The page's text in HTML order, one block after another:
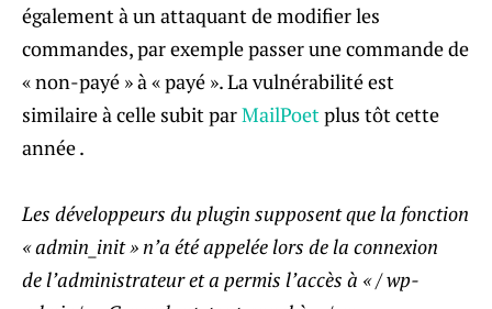
également à un attaquant de modifier les
commandes, par exemple passer une commande de
« non-payé » à « payé ». La vulnérabilité est
similaire à celle subit parMailPoetplus tôt cette
année .
Les développeurs du plugin supposent que la fonction
« admin_init » n’a été appelée lors de la connexion
de l’administrateur et a permis l’accès à « / wp-